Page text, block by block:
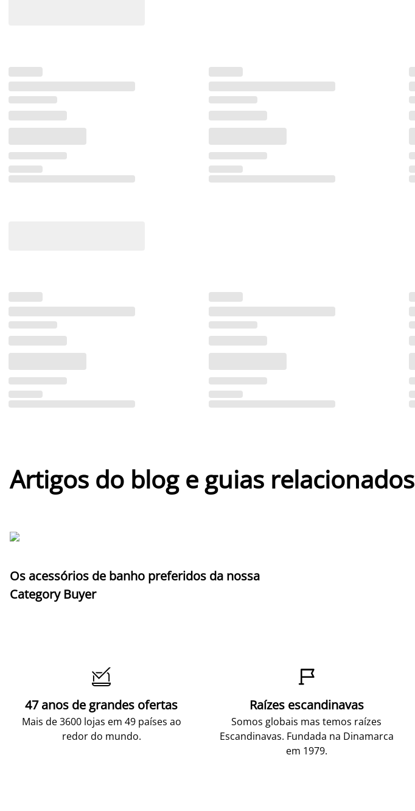
Artigos do blog e guias relacionados
Os acessórios de banho preferidos da nossa
Category Buyer

47 anos de grandes ofertas
Mais de 3600 lojas em 49 países ao
redor do mundo.

Raízes escandinavas
Somos globais mas temos raízes
Escandinavas. Fundada na Dinamarca
em 1979.